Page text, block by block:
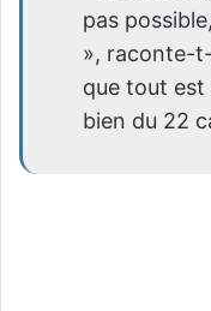
pas
», raconte-
que tout est
bien du 22